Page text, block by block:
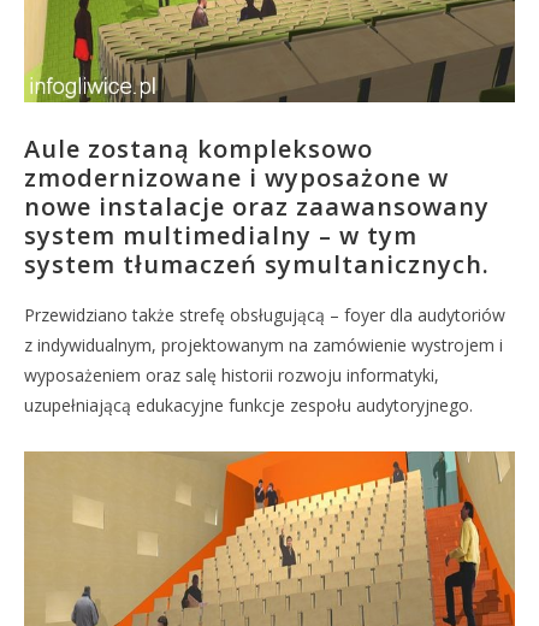
Aule zostaną kompleksowo
zmodernizowane i wyposażone w
nowe instalacje oraz zaawansowany
system multimedialny – w tym
system tłumaczeń symultanicznych.
Przewidziano także strefę obsługującą – foyer dla audytoriów
z indywidualnym, projektowanym na zamówienie wystrojem i
wyposażeniem oraz salę historii rozwoju informatyki,
uzupełniającą edukacyjne funkcje zespołu audytoryjnego.